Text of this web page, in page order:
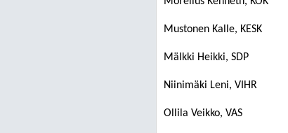
Mustonen Kalle, KESK
Mälkki Heikki, SDP
Niinimäki Leni, VIHR
Ollila Veikko, VAS